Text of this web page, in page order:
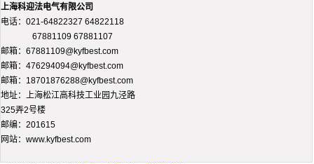
上海科迎法电气有限公司
电话：021-64822327 64822118
67881109 67881107
邮箱：67881109@kyfbest.com
邮箱：476294094@kyfbest.com
邮箱：18701876288@kyfbest.com
地址：上海松江高科技工业园九泾路
325弄2号楼
邮编：201615
网站：www.kyfbest.com